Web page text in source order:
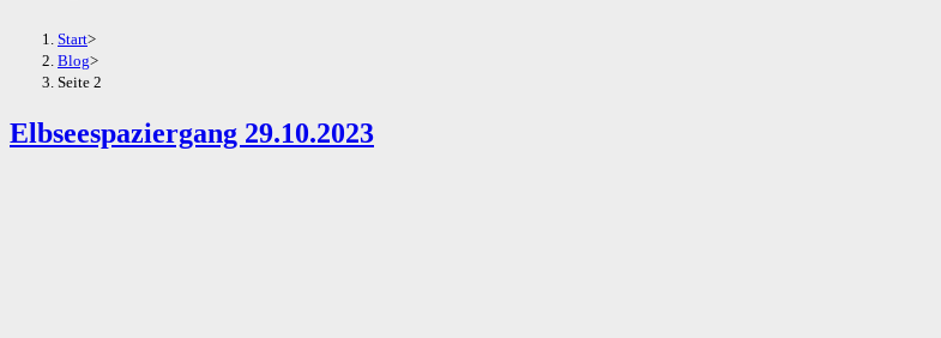
Start>
Blog>
Seite 2
Elbseespaziergang 29.10.2023